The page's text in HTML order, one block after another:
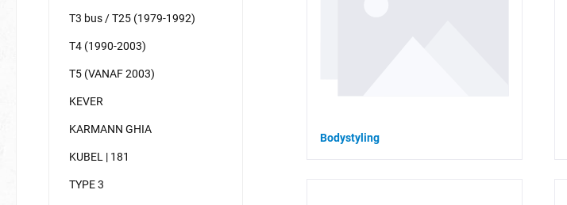
T3 bus / T25 (1979-1992)
T4 (1990-2003)
T5 (VANAF 2003)
KEVER
KARMANN GHIA
KUBEL | 181
TYPE 3
Bodystyling